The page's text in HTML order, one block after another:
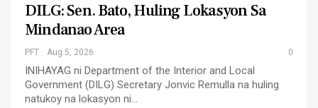
DILG: Sen. Bato, Huling Lokasyon Sa
Mindanao Area
PFT Aug 5, 2026 0
INIHAYAG ni Department of the Interior and Local
Government (DILG) Secretary Jonvic Remulla na huling
natukoy na lokasyon ni…